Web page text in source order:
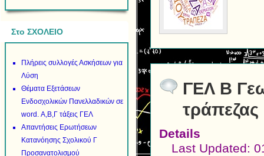
Στο ΣΧΟΛΕΙΟ
Πλήρεις συλλογές Ασκήσεων για
Λύση
Θέματα Εξετάσεων
Ενδοσχολικών Πανελλαδικών σε
word. Α,Β,Γ τάξεις ΓΕΛ
Απαντήσεις Ερωτήσεων
Κατανόησης Σχολικού Γ
Προσανατολισμού
ΓΕΛ Β
Details
Last Updated: